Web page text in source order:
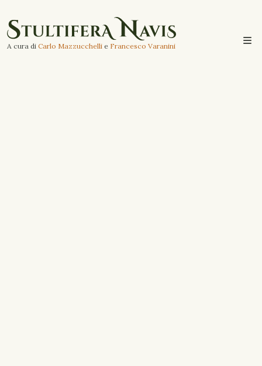
A cura di Carlo Mazzucchelli e Francesco Varanini